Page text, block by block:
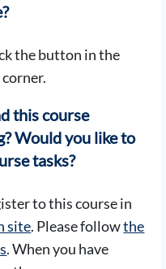
the button in the
this course
Would you like to
tasks?
to this course in
site. Please followthe
. When you have